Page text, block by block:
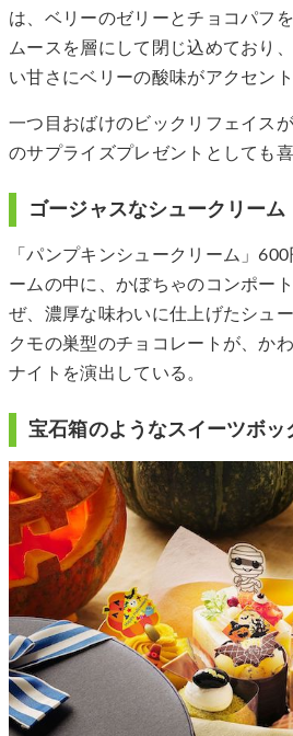
は、ベリーのゼリーとチョコパフ
ムースを層にして閉じ込めており
い甘さにベリーの酸味がアクセン
一つ目おばけのビックリフェイス
のサプライズプレゼントとしても喜
ゴージャスなシュークリーム
「パンプキンシュークリーム」
ームの中に、かぼちゃのコンポー
ぜ、濃厚な味わいに仕上げたシュ
クモの巣型のチョコレートが、か
ナイトを演出している。
宝石箱のようなスイーツボッ